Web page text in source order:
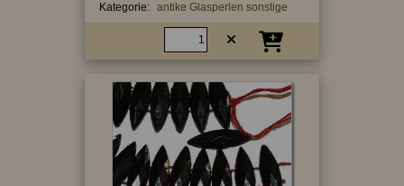
Kategorie: antike Glasperlen sonstige